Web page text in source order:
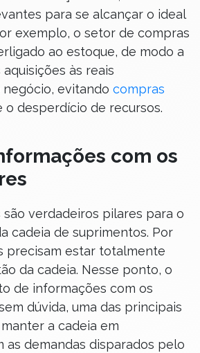
para se alcançar o ideal
exemplo, o setor de compras
ao estoque, de modo a
às reais
evitando compras
o desperdício de recursos.
com os
verdadeiros pilares para o
cadeia de suprimentos. Por
precisam estar totalmente
da cadeia. Nesse ponto, o
de informações com os
dúvida, uma das principais
a cadeia em
as demandas disparados pelo